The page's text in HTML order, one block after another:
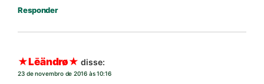
Responder
★Lēändrø★ disse:
23 de novembro de 2016 às 10:16